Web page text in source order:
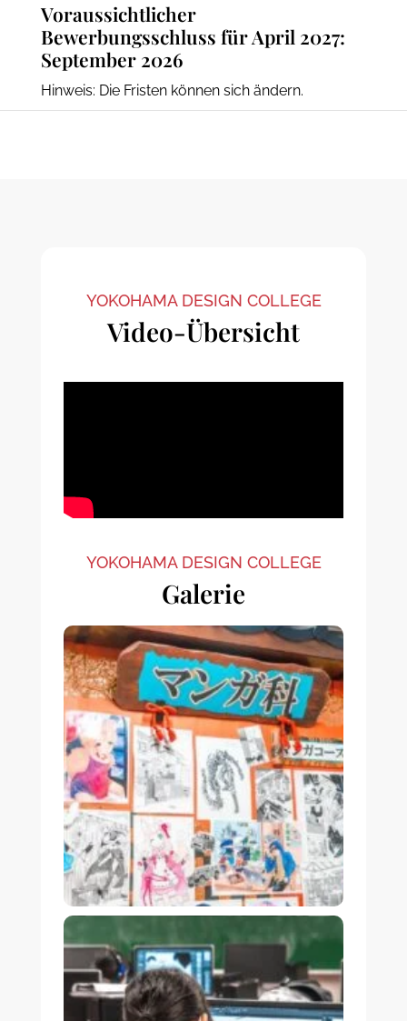
Voraussichtlicher
Bewerbungsschluss für April 2027:
September 2026
Hinweis: Die Fristen können sich ändern.
YOKOHAMA DESIGN COLLEGE
Video-Übersicht
YOKOHAMA DESIGN COLLEGE
Galerie